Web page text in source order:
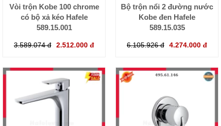
Vòi trộn Kobe 100 chrome
có bộ xả kéo Hafele
589.15.001
3.589.074 đ 2.512.000 đ
Bộ trộn nổi 2 đường nước
Kobe đen Hafele
589.15.035
6.105.926 đ 4.274.000 đ